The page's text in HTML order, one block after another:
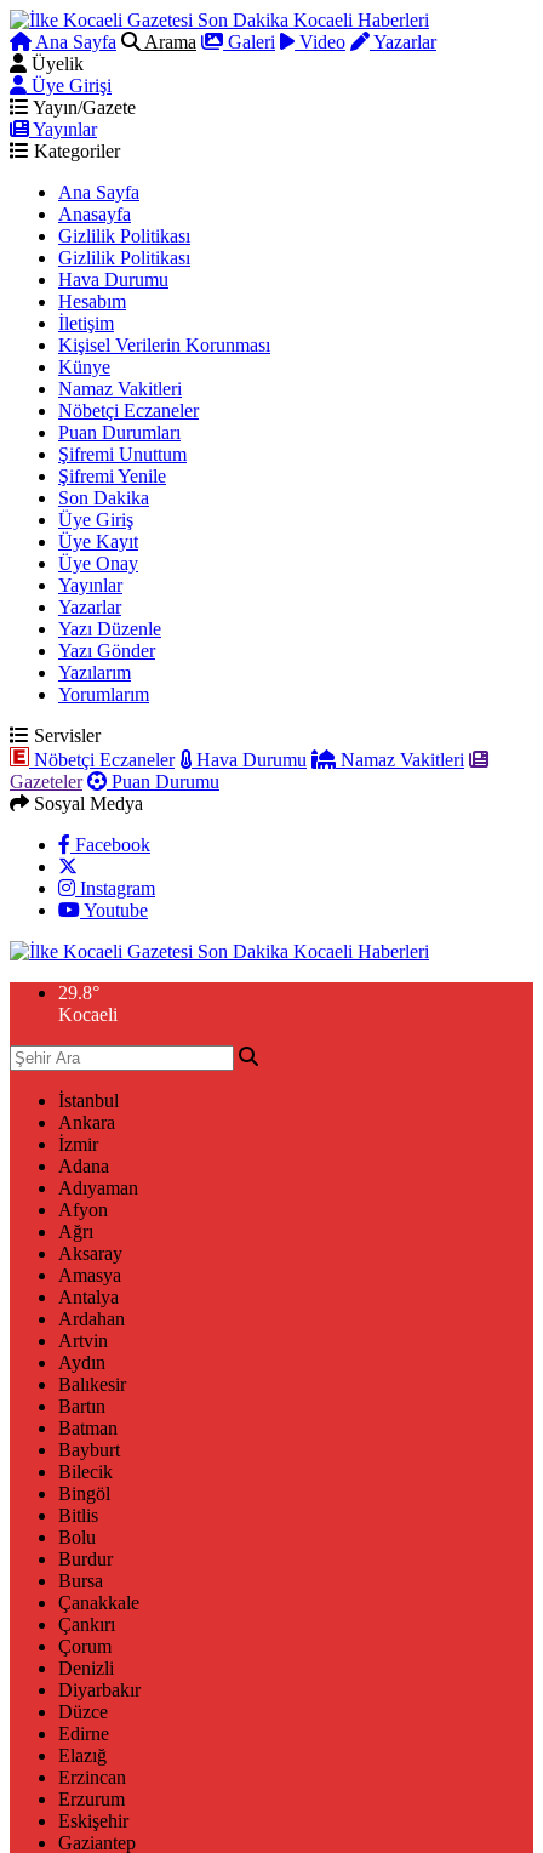
Ana Sayfa Arama Galeri Video
Yazarlar
Üyelik
Üye Girişi
Yayın/Gazete
Yayınlar
Kategoriler
Ana Sayfa
Anasayfa
Gizlilik Politikası
Gizlilik Politikası
Hava Durumu
Hesabım
İletişim
Kişisel Verilerin Korunması
Künye
Namaz Vakitleri
Nöbetçi Eczaneler
Puan Durumları
Şifremi Unuttum
Şifremi Yenile
Son Dakika
Üye Giriş
Üye Kayıt
Üye Onay
Yayınlar
Yazarlar
Yazı Düzenle
Yazı Gönder
Yazılarım
Yorumlarım
Servisler
Nöbetçi Eczaneler
Hava Durumu
Namaz Vakitleri
Gazeteler
Puan Durumu
Sosyal Medya
Facebook
Instagram
Youtube
29.8°
Kocaeli
İstanbul
Ankara
İzmir
Adana
Adıyaman
Afyon
Ağrı
Aksaray
Amasya
Antalya
Ardahan
Artvin
Aydın
Balıkesir
Bartın
Batman
Bayburt
Bilecik
Bingöl
Bitlis
Bolu
Burdur
Bursa
Çanakkale
Çankırı
Çorum
Denizli
Diyarbakır
Düzce
Edirne
Elazığ
Erzincan
Erzurum
Eskişehir
Gaziantep